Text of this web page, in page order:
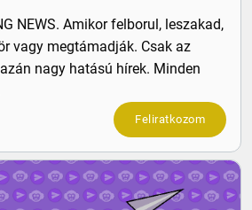
NEWS. Amikor felborul, leszakad,
vagy megtámadják. Csak az
nagy hatású hírek. Minden
Feliratkozom